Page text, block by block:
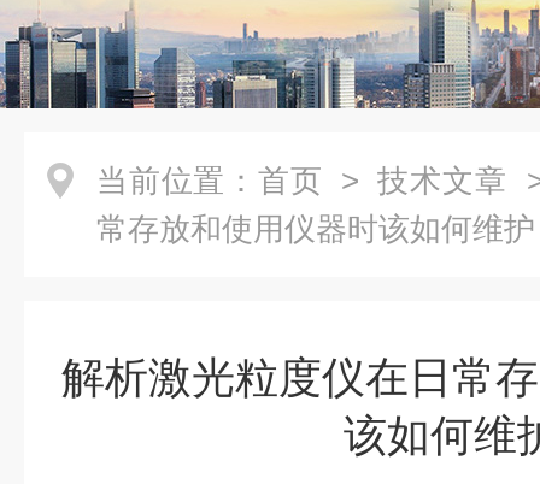
当前位置： 首页 > 技术文章
常存放和使用仪器时该如何维护
解析激光粒度仪在日常
该如何维